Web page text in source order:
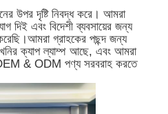
উপর দৃষ্টি নিবদ্ধ করে। আমরা
দিই এবং বিদেশী ব্যবসায়ের জন্য
গ্রাহকের পছন্দ জন্য
খনির ক্যাপ ল্যাম্প আছে, এবং আমরা
& ODM পণ্য সরবরাহ করতে